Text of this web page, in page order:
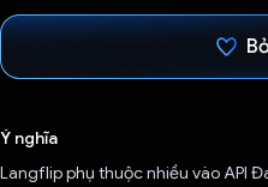
Ý nghĩa
Langflip phụ thuộc nhiều vào API